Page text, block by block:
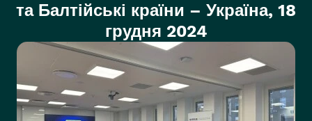
та Балтійські країни – Україна, 18
грудня 2024